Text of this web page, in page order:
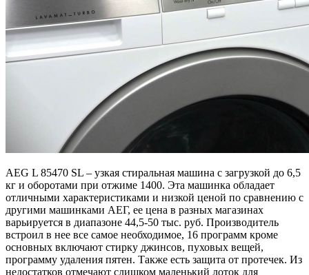
AEG L 85470 SL – узкая стиральная машина с загрузкой до 6,5
кг и оборотами при отжиме 1400. Эта машинка обладает
отличными характеристиками и низкой ценой по сравнению с
другими машинками АЕГ, ее цена в разных магазинах
варьируется в диапазоне 44,5-50 тыс. руб. Производитель
встроил в нее все самое необходимое, 16 программ кроме
основных включают стирку джинсов, пуховых вещей,
программу удаления пятен. Также есть защита от протечек. Из
недостатков отмечают слишком маленький лоток для